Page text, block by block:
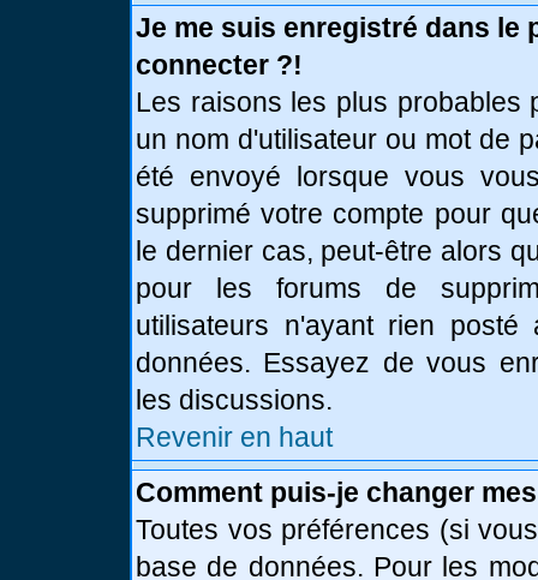
Je me suis enregistré dans le
connecter ?!
Les raisons les plus probables
un nom d'utilisateur ou mot de
été envoyé lorsque vous
supprimé votre compte pour
le dernier cas, peut-être alors
pour les forums de
utilisateurs n'ayant rien
données. Essayez de vous
les discussions.
Revenir en haut
Comment puis-je changer
Toutes vos préférences (si
base de données. Pour les